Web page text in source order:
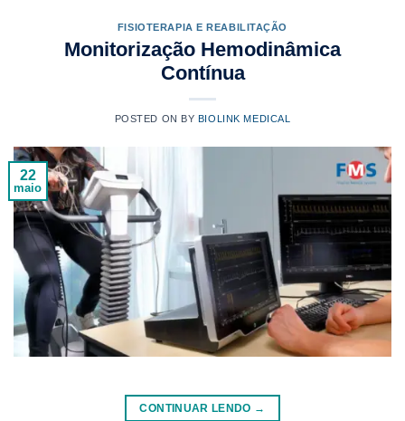
FISIOTERAPIA E REABILITAÇÃO
Monitorização Hemodinâmica
Contínua
POSTED ON BY BIOLINK MEDICAL
22
maio
CONTINUAR LENDO →